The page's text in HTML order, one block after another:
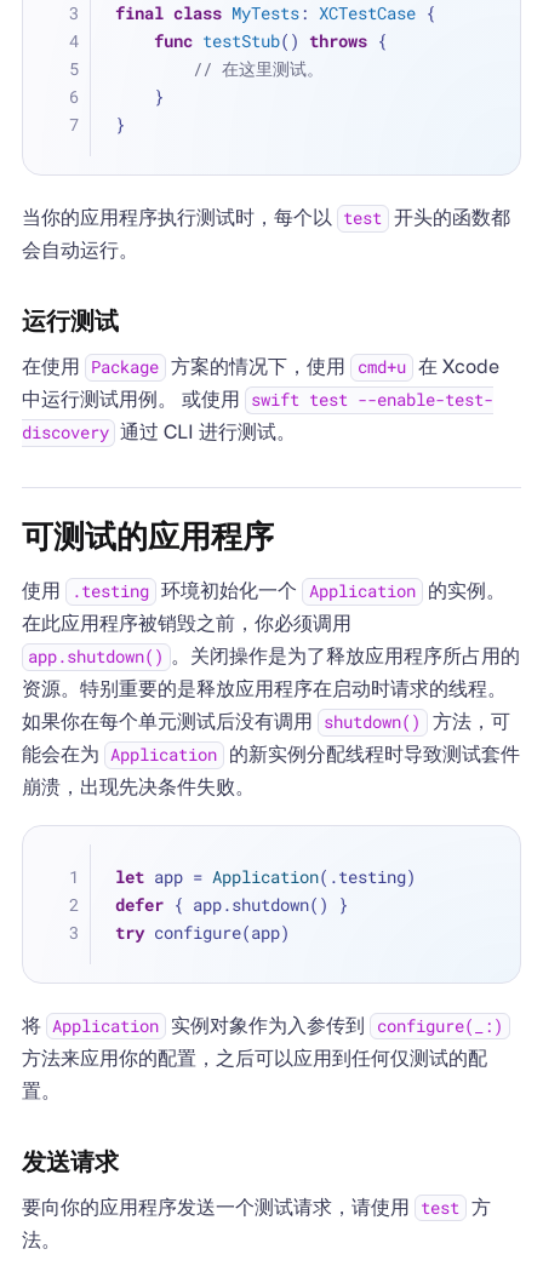
final class MyTests: XCTestCase {
func testStub() throws {
// 在这里测试。
    }
}
当你的应用程序执行测试时，每个以 test 开头的函数都
会自动运行。
运行测试
在使用 Package 方案的情况下，使用 cmd+u 在 Xcode
中运行测试用例。 或使用
swift test --enable-test-
discovery 通过 CLI 进行测试。
可测试的应用程序
使用 .testing 环境初始化一个 Application
的实例。
在此应用程序被销毁之前，你必须调用
app.shutdown() 。关闭操作是为了释放应用程序所占用的
资源。特别重要的是释放应用程序在启动时请求的线程。
如果你在每个单元测试后没有调用
shutdown()
方法，可
能会在为 Application
的新实例分配线程时导致测试套件
崩溃，出现先决条件失败。
let app = Application(.testing)
defer { app.shutdown() }
try configure(app)
将 Application 实例对象作为入参传到 configure(_:)
方法来应用你的配置，之后可以应用到任何仅测试的配
置。
发送请求
要向你的应用程序发送一个测试请求，请使用 test 方
法。